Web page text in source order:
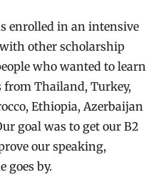
enrolled in an intensive
other scholarship
who wanted to learn
from Thailand, Turkey,
Ethiopia, Azerbaijan
goal was to get our B2
our speaking,
goes by.